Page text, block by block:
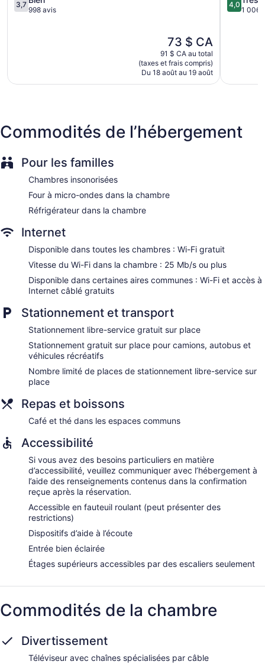
comprennent : un bureau et un téléphone. Les appels locaux
changement des serviettes (sur demande) et changement
de la literie (sur demande). L'entretien ménager est assuré
sur
3,7
998 avis
Le
prix
est
de
73 $ CA
73 $ CA
91 $ CA au total
(taxes et frais compris)
Du 18 août au 19 août
sur
4,0
1 006
Commodités de l’hébergement
Pour les familles
Chambres insonorisées
Four à micro-ondes dans la chambre
Réfrigérateur dans la chambre
Internet
Disponible dans toutes les chambres : Wi-Fi gratuit
Vitesse du Wi-Fi dans la chambre : 25 Mb/s ou plus
Disponible dans certaines aires communes : Wi-Fi et accès à
Internet câblé gratuits
Stationnement et transport
Stationnement libre-service gratuit sur place
Stationnement gratuit sur place pour camions, autobus et
véhicules récréatifs
Nombre limité de places de stationnement libre-service sur
place
Repas et boissons
Café et thé dans les espaces communs
Accessibilité
Si vous avez des besoins particuliers en matière
d’accessibilité, veuillez communiquer avec l’hébergement à
l’aide des renseignements contenus dans la confirmation
reçue après la réservation.
Accessible en fauteuil roulant (peut présenter des
restrictions)
Dispositifs d’aide à l’écoute
Entrée bien éclairée
Étages supérieurs accessibles par des escaliers seulement
Commodités de la chambre
Divertissement
Téléviseur avec chaînes spécialisées par câble